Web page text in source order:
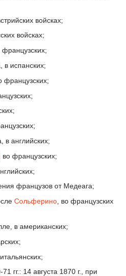
войсках;
войсках;
французских;
испанских;
французских;
в английских;
, во французских;
французов от Медеага;
Сольферино , во французских
в американских;
гг.: 14 августа 1870 г., при